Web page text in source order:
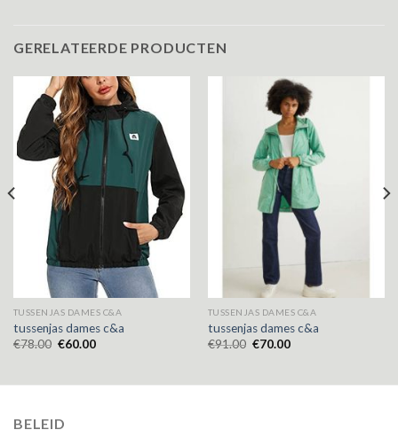
GERELATEERDE PRODUCTEN
TUSSENJAS DAMES C&A
tussenjas dames c&a
€78.00 €60.00
TUSSENJAS DAMES C&A
tussenjas dames c&a
€91.00 €70.00
BELEID